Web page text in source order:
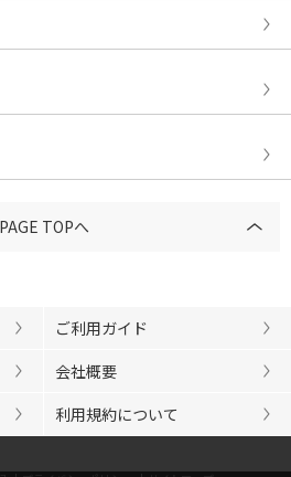
PAGE TOPへ
ご利用ガイド
会社概要
利用規約について